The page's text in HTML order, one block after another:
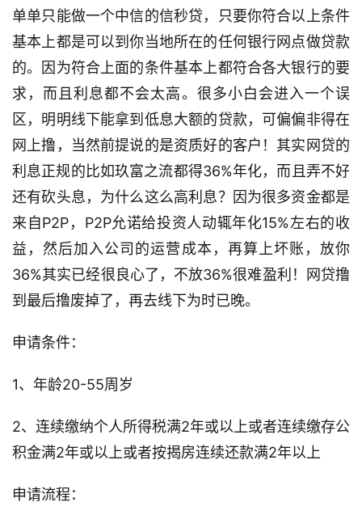
单单只能做一个中信的信秒贷，只要你符合以上条件
基本上都是可以到你当地所在的任何银行网点做贷款
的。因为符合上面的条件基本上都符合各大银行的要
求，而且利息都不会太高。很多小白会进入一个误
区，明明线下能拿到低息大额的贷款，可偏偏非得在
网上撸，当然前提说的是资质好的客户！其实网贷的
利息正规的比如玖富之流都得36%年化，而且弄不好
还有砍头息，为什么这么高利息？因为很多资金都是
来自P2P，P2P允诺给投资人动辄年化15%左右的收
益，然后加入公司的运营成本，再算上坏账，放你
36%其实已经很良心了，不放36%很难盈利！网贷撸
到最后撸废掉了，再去线下为时已晚。
申请条件：
1、年龄20-55周岁
2、连续缴纳个人所得税满2年或以上或者连续缴存公
积金满2年或以上或者按揭房连续还款满2年以上
申请流程：